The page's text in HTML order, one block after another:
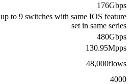
176Gbps
up to 9 switches with same IOS feature
set in same series
480Gbps
130.95Mpps
48,000flows
4000